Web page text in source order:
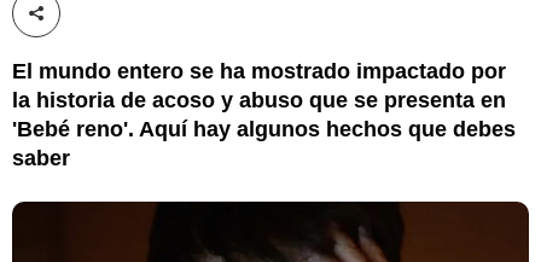
Compartir esta noticia
El mundo entero se ha mostrado impactado por
la historia de acoso y abuso que se presenta en
'Bebé reno'. Aquí hay algunos hechos que debes
saber